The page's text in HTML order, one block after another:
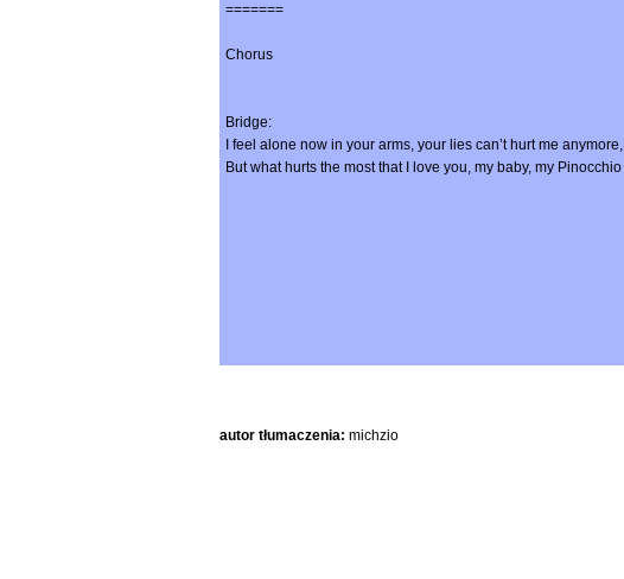
=======
Chorus
Bridge:
I feel alone now in your arms, your lies can’t hurt me anymore,
But what hurts the most that I love you, my baby, my Pinocchio
autor tłumaczenia: michzio